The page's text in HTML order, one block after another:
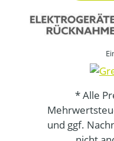
* Alle
und ggf.